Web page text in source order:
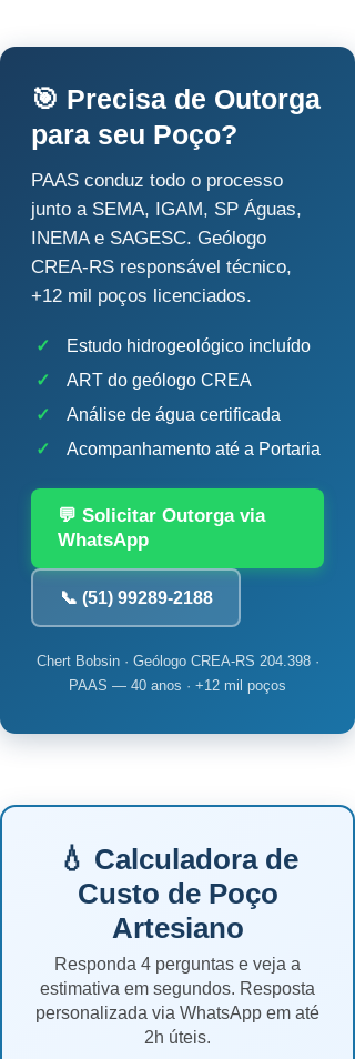
🎯 Precisa de Outorga
para seu Poço?
PAAS conduz todo o processo
junto a SEMA, IGAM, SP Águas,
INEMA e SAGESC. Geólogo
CREA-RS responsável técnico,
+12 mil poços licenciados.
✓
Estudo hidrogeológico incluído
✓
ART do geólogo CREA
✓
Análise de água certificada
✓
Acompanhamento até a Portaria
💬 Solicitar Outorga via
WhatsApp
📞 (51) 99289-2188
Chert Bobsin · Geólogo CREA-RS 204.398 ·
PAAS — 40 anos · +12 mil poços
💧 Calculadora de
Custo de Poço
Artesiano
Responda 4 perguntas e veja a
estimativa em segundos. Resposta
personalizada via WhatsApp em até
2h úteis.